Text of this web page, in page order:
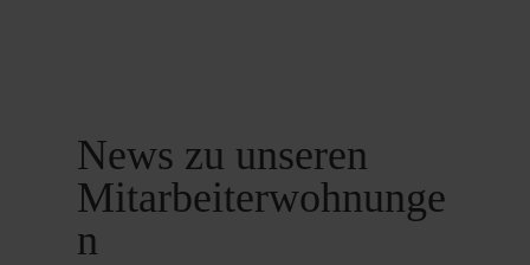
News zu unseren
Mitarbeiterwohnunge
n